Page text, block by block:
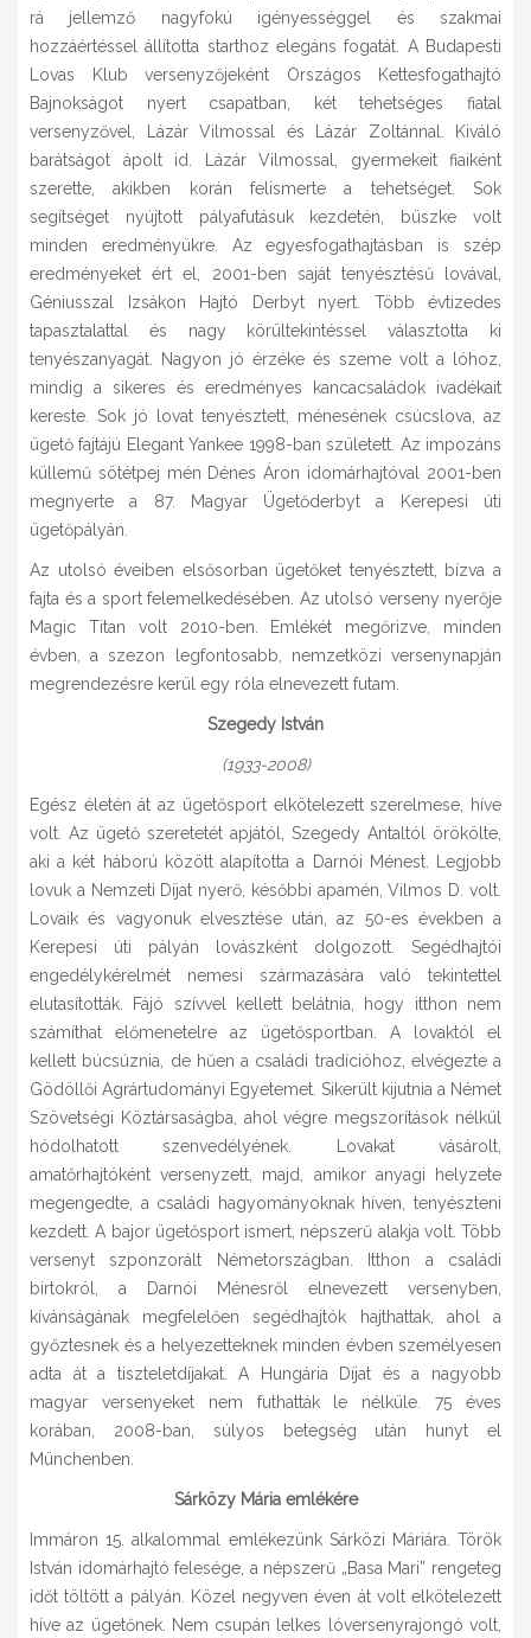
rá jellemző nagyfokú igényességgel és szakmai
hozzáértéssel állította starthoz elegáns fogatát. A Budapesti
Lovas Klub versenyzőjeként Országos Kettesfogathajtó
Bajnokságot nyert csapatban, két tehetséges fiatal
versenyzővel, Lázár Vilmossal és Lázár Zoltánnal. Kiváló
barátságot ápolt id. Lázár Vilmossal, gyermekeit fiaiként
szerette, akikben korán felismerte a tehetséget. Sok
segítséget nyújtott pályafutásuk kezdetén, büszke volt
minden eredményükre. Az egyesfogathajtásban is szép
eredményeket ért el, 2001-ben saját tenyésztésű lovával,
Géniusszal Izsákon Hajtó Derbyt nyert. Több évtizedes
tapasztalattal és nagy körültekintéssel választotta ki
tenyészanyagát. Nagyon jó érzéke és szeme volt a lóhoz,
mindig a sikeres és eredményes kancacsaládok ivadékait
kereste. Sok jó lovat tenyésztett, ménesének csúcslova, az
ügető fajtájú Elegant Yankee 1998-ban született. Az impozáns
küllemű sötétpej mén Dénes Áron idomárhajtóval 2001-ben
megnyerte a 87. Magyar Ügetőderbyt a Kerepesi úti
ügetőpályán.
Az utolsó éveiben elsősorban ügetőket tenyésztett, bízva a
fajta és a sport felemelkedésében. Az utolsó verseny nyerője
Magic Titan volt 2010-ben. Emlékét megőrizve, minden
évben, a szezon legfontosabb, nemzetközi versenynapján
megrendezésre kerül egy róla elnevezett futam.
Szegedy István
(1933-2008)
Egész életén át az ügetősport elkötelezett szerelmese, híve
volt. Az ügető szeretetét apjától, Szegedy Antaltól örökölte,
aki a két háború között alapította a Darnói Ménest. Legjobb
lovuk a Nemzeti Díjat nyerő, későbbi apamén, Vilmos D. volt.
Lovaik és vagyonuk elvesztése után, az 50-es években a
Kerepesi úti pályán lovászként dolgozott. Segédhajtói
engedélykérelmét nemesi származására való tekintettel
elutasították. Fájó szívvel kellett belátnia, hogy itthon nem
számíthat előmenetelre az ügetősportban. A lovaktól el
kellett búcsúznia, de hűen a családi tradícióhoz, elvégezte a
Gödöllői Agrártudományi Egyetemet. Sikerült kijutnia a Német
Szövetségi Köztársaságba, ahol végre megszorítások nélkül
hódolhatott szenvedélyének. Lovakat vásárolt,
amatőrhajtóként versenyzett, majd, amikor anyagi helyzete
megengedte, a családi hagyományoknak híven, tenyészteni
kezdett. A bajor ügetősport ismert, népszerű alakja volt. Több
versenyt szponzorált Németországban. Itthon a családi
birtokról, a Darnói Ménesről elnevezett versenyben,
kívánságának megfelelően segédhajtók hajthattak, ahol a
győztesnek és a helyezetteknek minden évben személyesen
adta át a tiszteletdíjakat. A Hungária Díjat és a nagyobb
magyar versenyeket nem futhatták le nélküle. 75 éves
korában, 2008-ban, súlyos betegség után hunyt el
Münchenben.
Sárközy Mária emlékére
Immáron 15. alkalommal emlékezünk Sárközi Máriára. Török
István idomárhajtó felesége, a népszerű „Basa Mari” rengeteg
időt töltött a pályán. Közel negyven éven át volt elkötelezett
híve az ügetőnek. Nem csupán lelkes lóversenyrajongó volt,